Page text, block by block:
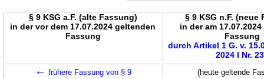
§ 9 KSG a.F. (alte Fassung)
in der vor dem 17.07.2024 geltenden
Fassung
§ 9 KSG n.F. (neue
in der am
Fassung
durch Artikel 1 G. v.
2024 I Nr.
← frühere Fassung von § 9 (heute geltende